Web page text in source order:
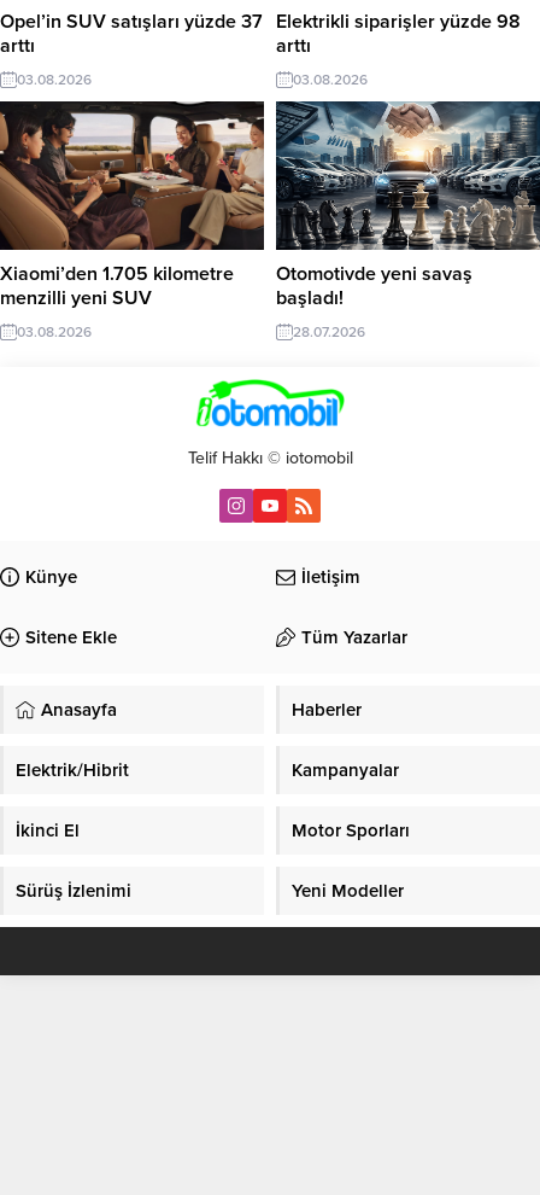
Opel’in SUV satışları yüzde 37
arttı
03.08.2026
Elektrikli siparişler yüzde 98
arttı
03.08.2026
Xiaomi’den 1.705 kilometre
menzilli yeni SUV
03.08.2026
Otomotivde yeni savaş
başladı!
28.07.2026
Telif Hakkı © iotomobil
Künye İletişim
Sitene Ekle Tüm Yazarlar
Anasayfa Haberler
Elektrik/Hibrit Kampanyalar
İkinci El Motor Sporları
Sürüş İzlenimi Yeni Modeller